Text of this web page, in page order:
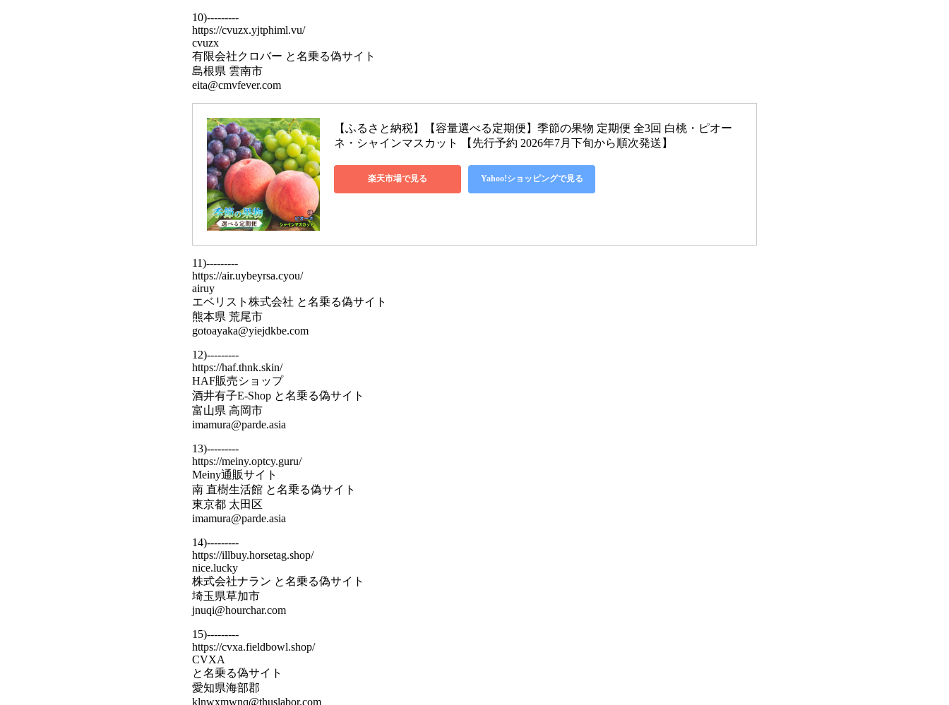
10)---------
https://cvuzx.yjtphiml.vu/
cvuzx
有限会社クロバー と名乗る偽サイト
島根県 雲南市
eita@cmvfever.com
【ふるさと納税】【容量選べる定期便】季節の果物 定期便 全3回 白桃・ピオー
ネ・シャインマスカット 【先行予約 2026年7月下旬から順次発送】
楽天市場で見る Yahoo!ショッピングで見る
11)---------
https://air.uybeyrsa.cyou/
airuy
エベリスト株式会社 と名乗る偽サイト
熊本県 荒尾市
gotoayaka@yiejdkbe.com
12)---------
https://haf.thnk.skin/
HAF販売ショップ
酒井有子E-Shop と名乗る偽サイト
富山県 高岡市
imamura@parde.asia
13)---------
https://meiny.optcy.guru/
Meiny通販サイト
南 直樹生活館 と名乗る偽サイト
東京都 太田区
imamura@parde.asia
14)---------
https://illbuy.horsetag.shop/
nice.lucky
株式会社ナラン と名乗る偽サイト
埼玉県草加市
jnuqi@hourchar.com
15)---------
https://cvxa.fieldbowl.shop/
CVXA
と名乗る偽サイト
愛知県海部郡
klnwxmwnq@thuslabor.com